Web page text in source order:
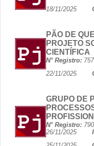
18/11/2025
PÃO DE
PROJETO
CIENTÍFICA
N° Registro:
22/11/2025
GRUPO DE
N° Registro:
26/11/2025